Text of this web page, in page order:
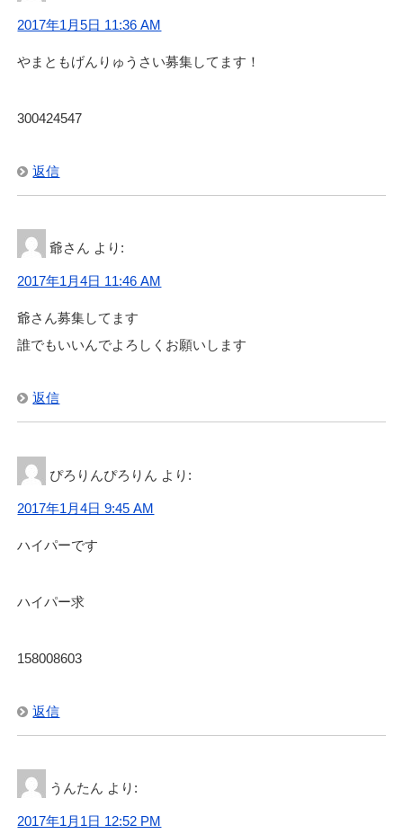
2017年1月5日 11:36 AM
やまともげんりゅうさい募集してます！
300424547
返信
爺さん より:
2017年1月4日 11:46 AM
爺さん募集してます
誰でもいいんでよろしくお願いします
返信
ぴろりんぴろりん より:
2017年1月4日 9:45 AM
ハイパーです
ハイパー求
158008603
返信
うんたん より:
2017年1月1日 12:52 PM